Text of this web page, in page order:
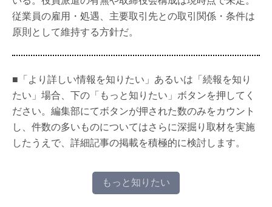
従業員の雇用・処遇、主要取引先との取引関係・条件は
原則として維持する方針だ。
■「より詳しい情報を知りたい」あるいは「続報を知り
たい」場合、下の「もっと知りたい」ボタンを押してく
ださい。編集部にてボタンが押された数のみをカウント
し、件数の多いものについてはさらに深掘り取材を実施
したうえで、詳細記事の掲載を積極的に検討します。
もっと知りたい